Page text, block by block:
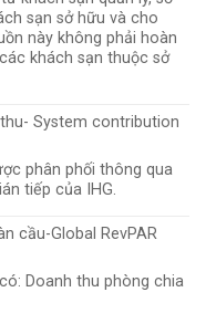
sạn sở hữu và cho
này không phải hoàn
khách sạn thuộc sở
System contribution
phân phối thông qua
tiếp của IHG.
cầu-Global RevPAR
Doanh thu phòng chia